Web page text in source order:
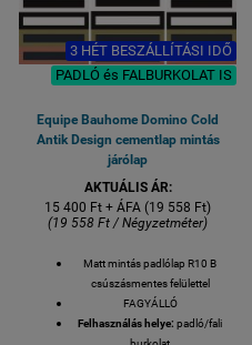
3 HÉT BESZÁLLÍTÁSI IDŐ
PADLÓ és FALBURKOLAT IS
Equipe Bauhome Domino Cold
Antik Design cementlap mintás
járólap
AKTUÁLIS ÁR:
15 400 Ft + ÁFA (19 558 Ft)
(19 558 Ft / Négyzetméter)
Matt mintás padlólap R10 B
csúszásmentes felülettel
FAGYÁLLÓ
Felhasználás helye: padló/fali